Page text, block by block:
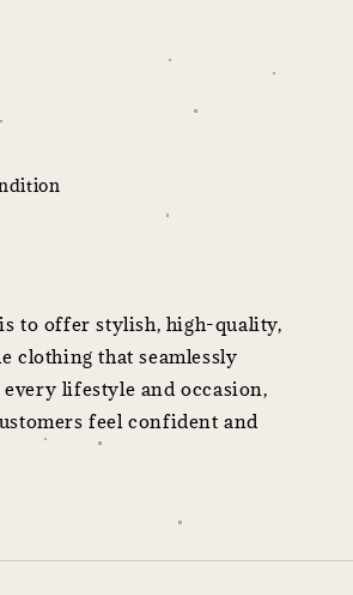
to offer stylish, high-quality,
clothing that seamlessly
lifestyle and occasion,
feel confident and